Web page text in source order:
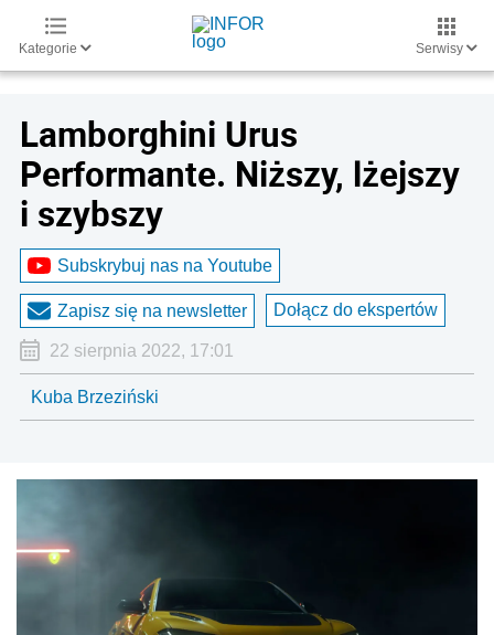
Kategorie Serwisy
Lamborghini Urus
Performante. Niższy, lżejszy
i szybszy
Subskrybuj nas na Youtube
Zapisz się na newsletter Dołącz do ekspertów
22 sierpnia 2022, 17:01
Kuba Brzeziński